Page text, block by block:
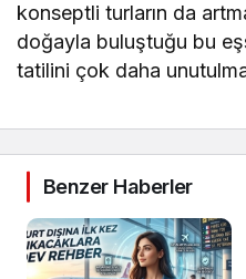
konseptli turların da
doğayla buluştuğu bu
tatilini çok daha
Benzer Haberler